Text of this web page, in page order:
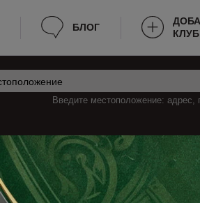
БЛОГ
КЛУБ
Введите местоположение: адрес,